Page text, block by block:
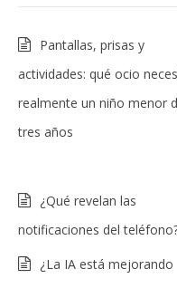
Pantallas, prisas y
actividades: qué ocio
realmente un niño menor
tres años
¿Qué revelan las
notificaciones del
¿La IA está mejorando